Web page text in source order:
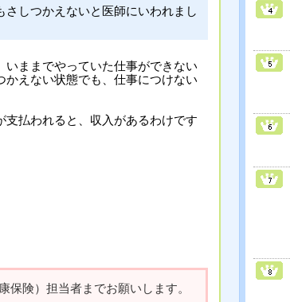
しつかえないと医師にいわれまし
ままでやっていた仕事ができない
かえない状態でも、仕事につけない
支払われると、収入があるわけです
保険）担当者までお願いします。